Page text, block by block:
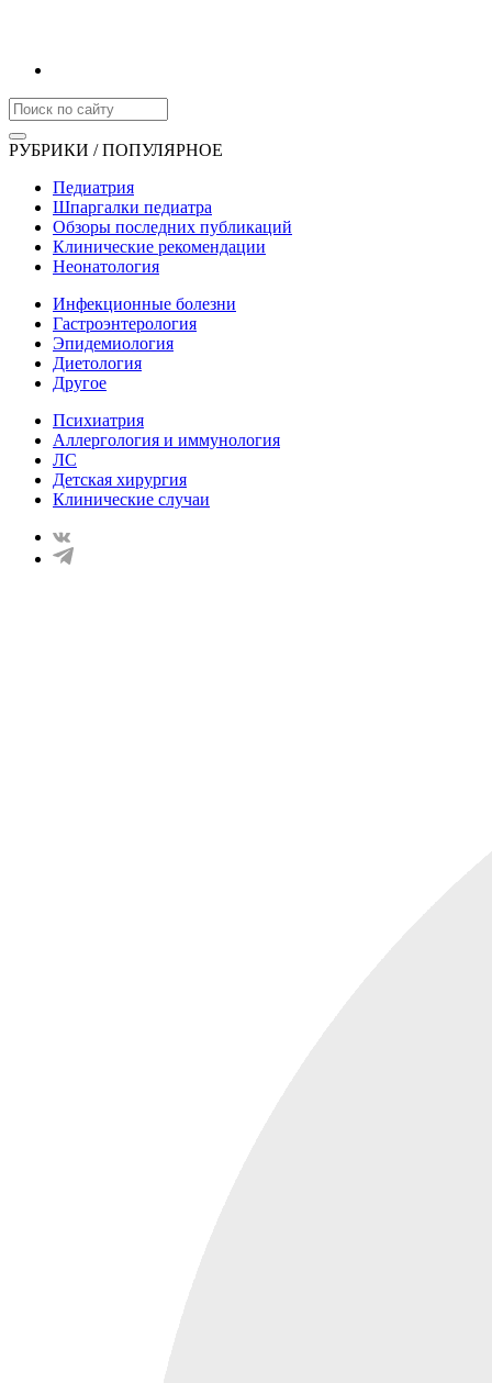
РУБРИКИ / ПОПУЛЯРНОЕ
Педиатрия
Шпаргалки педиатра
Обзоры последних публикаций
Клинические рекомендации
Неонатология
Инфекционные болезни
Гастроэнтерология
Эпидемиология
Диетология
Другое
Психиатрия
Аллергология и иммунология
ЛС
Детская хирургия
Клинические случаи